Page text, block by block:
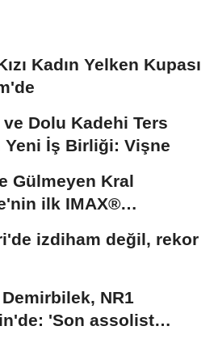
Kadın Yelken Kupası
Dolu Kadehi Ters
Yeni İş Birliği: Vişne
Gülmeyen Kral
ilk IMAX®
izdiham değil, rekor
NR1
'Son assolist